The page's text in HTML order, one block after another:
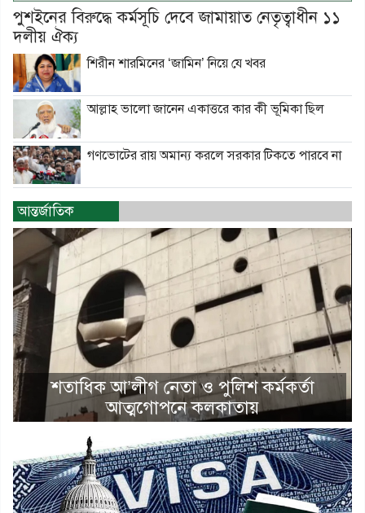
পুশইনের বিরুদ্ধে কর্মসূচি দেবে জামায়াত নেতৃত্বাধীন ১১
দলীয় ঐক্য
শিরীন শারমিনের ‘জামিন’ নিয়ে যে খবর
আল্লাহ ভালো জানেন একাত্তরে কার কী ভূমিকা ছিল
গণভোটের রায় অমান্য করলে সরকার টিকতে পারবে না
আন্তর্জাতিক
শতাধিক আ’লীগ নেতা ও পুলিশ কর্মকর্তা
আত্মগোপনে কলকাতায়